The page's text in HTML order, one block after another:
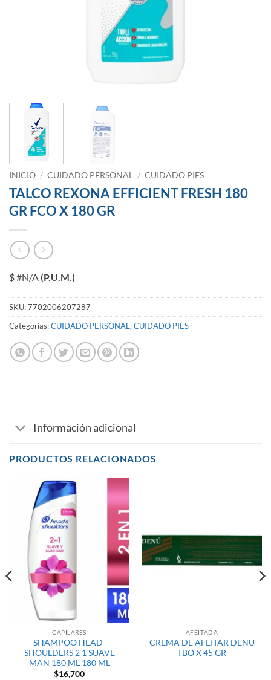
INICIO / CUIDADO PERSONAL / CUIDADO PIES
TALCO REXONA EFFICIENT FRESH 180
GR FCO X 180 GR
$ #N/A (P.U.M.)
SKU:7702006207287
Categorías:CUIDADO PERSONAL, CUIDADO PIES
Información adicional
PRODUCTOS RELACIONADOS
CAPILARES
SHAMPOO HEAD-
SHOULDERS 2 1 SUAVE
MAN 180 ML 180 ML
$16,700
AFEITADA
CREMA DE AFEITAR DENU
TBO X 45 GR